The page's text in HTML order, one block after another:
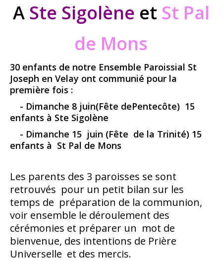
A Ste Sigolène et St Pal
de Mons
30 enfants de notre Ensemble Paroissial St
Joseph en Velay ont communié pour la
première fois :
- Dimanche 8 juin(Fête dePentecôte) 15
enfants à Ste Sigolène
- Dimanche 15 juin (Fête de la Trinité) 15
enfants à St Pal de Mons
Les parents des 3 paroisses se sont
retrouvés pour un petit bilan sur les
temps de préparation de la communion,
voir ensemble le déroulement des
cérémonies et préparer un mot de
bienvenue, des intentions de Prière
Universelle et des mercis.